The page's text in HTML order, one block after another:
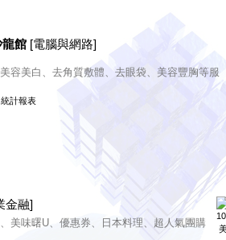
龍館 [電腦與網路]
容美白、去角質敷體、去眼袋、美容豐胸等服
統計報表
金融]
美味曙U、優惠券、日本料理、超人氣團購